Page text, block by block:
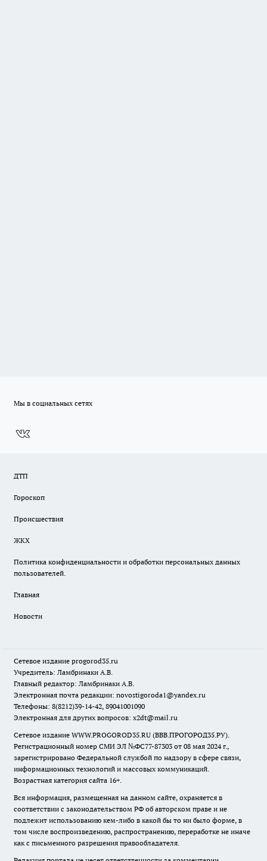
Мы в социальных сетях
ДТП
Гороскоп
Происшествия
ЖКХ
Политика конфиденциальности и обработки персональных данных
пользователей.
Главная
Новости
Сетевое издание progorod35.ru
Учредитель: Ламбринаки А.В.
Главный редактор: Ламбринаки А.В.
Электронная почта редакции: novostigoroda1@yandex.ru
Телефоны: 8(8212)39-14-42, 89041001090
Электронная для других вопросов: x2dt@mail.ru
Сетевое издание WWW.PROGOROD35.RU (ВВВ.ПРОГОРОД35.РУ).
Регистрационный номер СМИ ЭЛ №ФС77-87303 от 08 мая 2024 г.,
зарегистрировано Федеральной службой по надзору в сфере связи,
информационных технологий и массовых коммуникаций.
Возрастная категория сайта 16+.
Вся информация, размещенная на данном сайте, охраняется в
соответствии с законодательством РФ об авторском праве и не
подлежит использованию кем-либо в какой бы то ни было форме, в
том числе воспроизведению, распространению, переработке не иначе
как с письменного разрешения правообладателя.